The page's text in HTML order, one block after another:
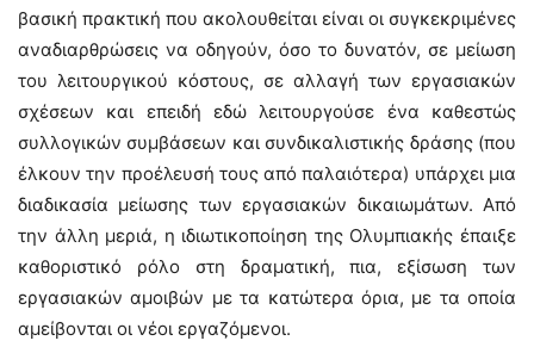
βασική πρακτική που ακολουθείται είναι οι συγκεκριμένες
αναδιαρθρώσεις να οδηγούν, όσο το δυνατόν, σε μείωση
του λειτουργικού κόστους, σε αλλαγή των εργασιακών
σχέσεων και επειδή εδώ λειτουργούσε ένα καθεστώς
συλλογικών συμβάσεων και συνδικαλιστικής δράσης (που
έλκουν την προέλευσή τους από παλαιότερα) υπάρχει μια
διαδικασία μείωσης των εργασιακών δικαιωμάτων. Από
την άλλη μεριά, η ιδιωτικοποίηση της Ολυμπιακής έπαιξε
καθοριστικό ρόλο στη δραματική, πια, εξίσωση των
εργασιακών αμοιβών με τα κατώτερα όρια, με τα οποία
αμείβονται οι νέοι εργαζόμενοι.